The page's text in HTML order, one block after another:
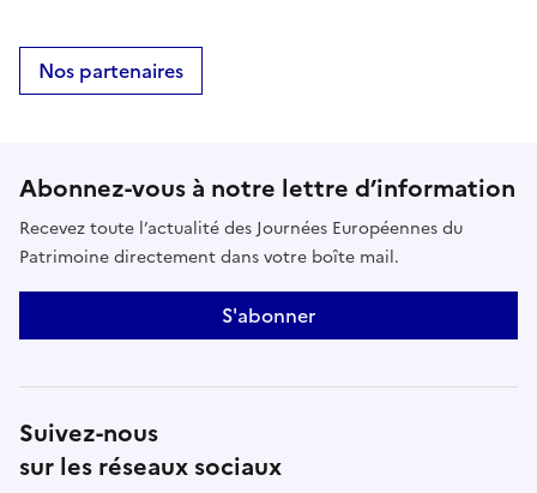
Nos partenaires
Abonnez-vous à notre lettre d’information
Recevez toute l’actualité des Journées Européennes du
Patrimoine directement dans votre boîte mail.
S'abonner
Suivez-nous
sur les réseaux sociaux